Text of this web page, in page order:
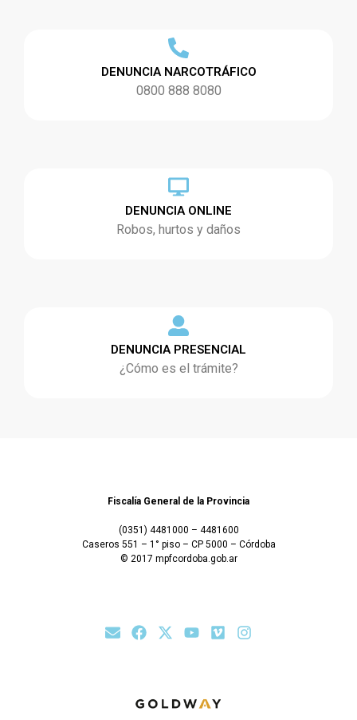
DENUNCIA NARCOTRÁFICO
0800 888 8080
DENUNCIA ONLINE
Robos, hurtos y daños
DENUNCIA PRESENCIAL
¿Cómo es el trámite?
Fiscalía General de la Provincia
(0351) 4481000 – 4481600
Caseros 551 – 1° piso – CP 5000 – Córdoba
© 2017 mpfcordoba.gob.ar